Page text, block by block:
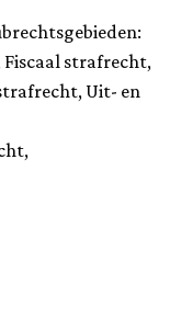
strafrecht,
Uit- en